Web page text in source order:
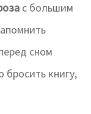
с большим
сном
книгу,